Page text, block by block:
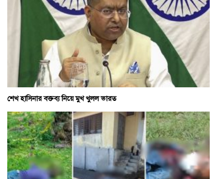
শেখ হাসিনার বক্তব্য নিয়ে মুখ খুলল ভারত